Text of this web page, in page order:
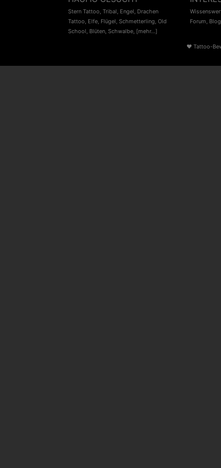
Stern Tattoo, Tribal, Engel, Drachen
Tattoo, Elfe, Flügel, Schmetterling, Old
School, Blüten, Schwalbe, [mehr...]
Forum, Blog
♥ Tattoo-